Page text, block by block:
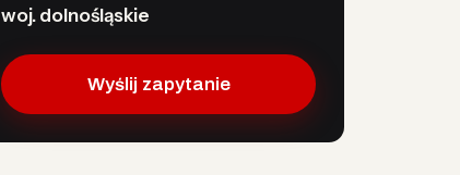
woj. dolnośląskie
Wyślij zapytanie